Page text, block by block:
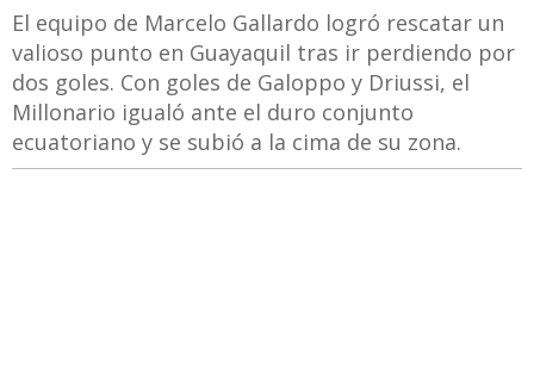
El equipo de Marcelo Gallardo logró rescatar un
valioso punto en Guayaquil tras ir perdiendo por
dos goles. Con goles de Galoppo y Driussi, el
Millonario igualó ante el duro conjunto
ecuatoriano y se subió a la cima de su zona.